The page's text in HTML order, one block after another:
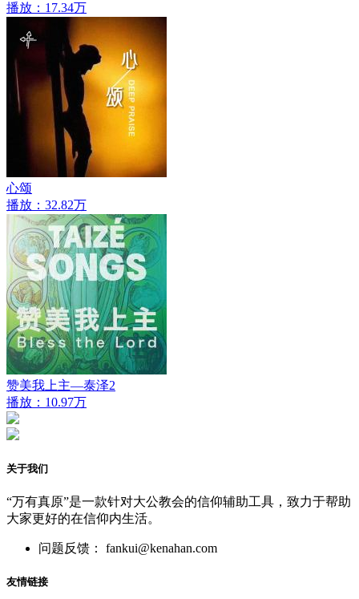
播放：17.34万
心颂
播放：32.82万
赞美我上主—泰泽2
播放：10.97万
关于我们
“万有真原”是一款针对大公教会的信仰辅助工具，致力于帮助
大家更好的在信仰内生活。
问题反馈： fankui@kenahan.com
友情链接